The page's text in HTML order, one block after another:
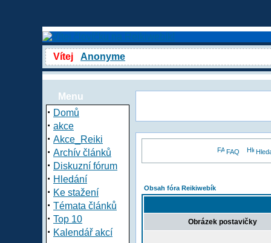
Vítej Anonyme
Menu
· Domů
· akce
· Akce_Reiki
· Archív článků
· Diskuzní fórum
· Hledání
· Ke stažení
· Témata článků
· Top 10
· Kalendář akcí
FAQ
Obsah fóra Reikiwebík
Obrázek postavičky